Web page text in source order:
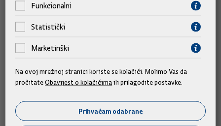
Predsjednik i članovi Vlade na obilježavanju
obljetnice "Oluje"
Predsjednik Vlade Andrej Plenković i članovi Vlade
sudjelovat će na obilježavanju Dana pobjede i
Funkcionalni
Statistički
Marketinški
Na ovoj mrežnoj stranici koriste se kolačići. Molimo Vas da
pročitateObavijest o kolačićima ili prilagodite postavke.
Prihvaćam odabrane